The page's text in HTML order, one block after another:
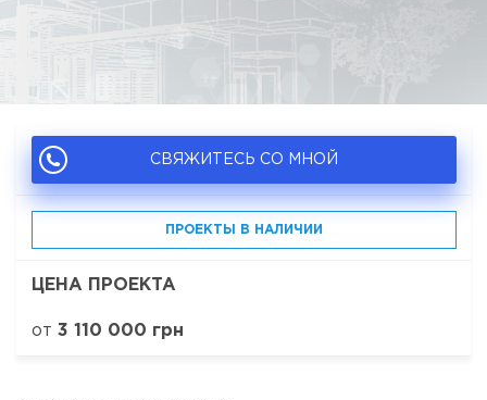
СВЯЖИТЕСЬ СО МНОЙ
ПРОЕКТЫ В НАЛИЧИИ
ЦЕНА ПРОЕКТА
от 3 110 000 грн